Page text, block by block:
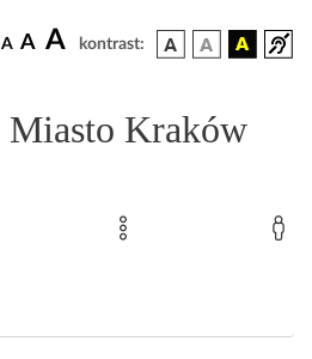
A A A kontrast:
Miasto Kraków